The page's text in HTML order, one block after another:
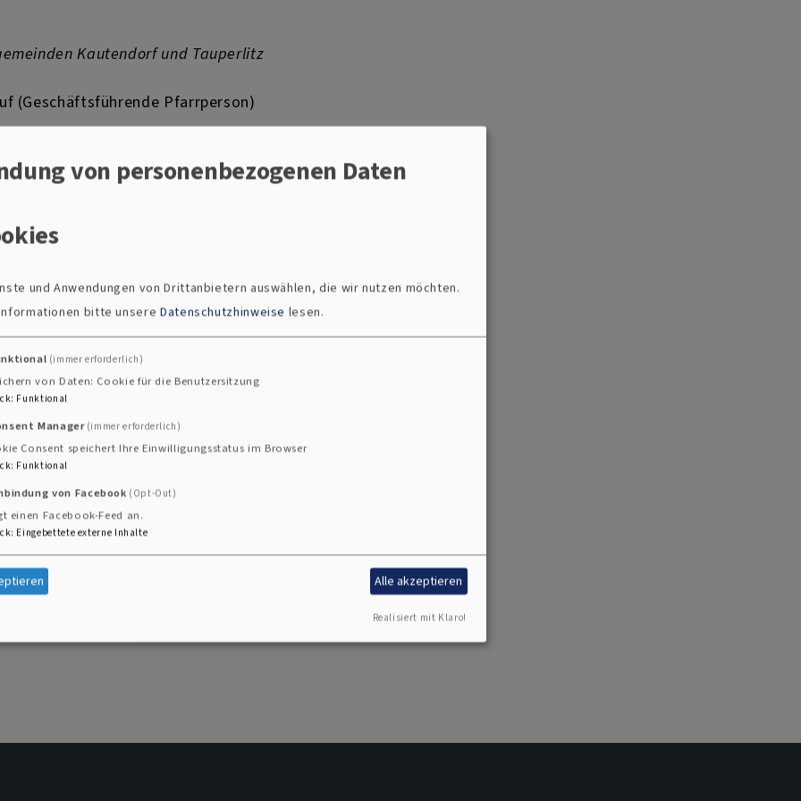
Kautendorf und Tauperlitz
(Geschäftsführende Pfarrperson)
St. Martin Str. 10, 95182 Döhlau
Schulstr. 15, 95182 Döhlau
von personenbezogenen Daten
und Anwendungen von Drittanbietern auswählen, die wir nutzen möchten.
bitte unsere Datenschutzhinweise lesen.
(immer erforderlich)
von Daten: Cookie für die Benutzersitzung
: Funktional
Manager (immer erforderlich)
Consent speichert Ihre Einwilligungsstatus im Browser
: Funktional
von Facebook (Opt-Out)
einen Facebook-Feed an.
: Eingebettete externe Inhalte
Alle akzeptieren
Realisiert mit Klaro!